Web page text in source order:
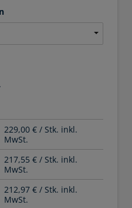
229,00 € / Stk. inkl.
MwSt.
217,55 € / Stk. inkl.
MwSt.
212,97 € / Stk. inkl.
MwSt.